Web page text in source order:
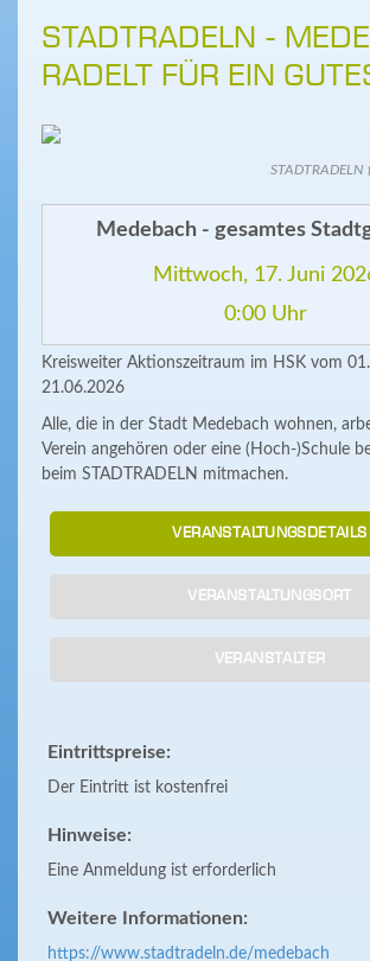
STADTRADELN -
RADELT FÜR EIN
Medebach - gesamtes
Mittwoch, 17. Juni
0:00 Uhr
Kreisweiter Aktionszeitraum im HSK vom
21.06.2026
Alle, die in der Stadt Medebach wohnen,
Verein angehören oder eine (Hoch-)Schule
beim STADTRADELN mitmachen.
VERANSTALTUNGSDETAILS
VERANSTALTUNGSORT
VERANSTALTER
Eintrittspreise:
Der Eintritt ist kostenfrei
Hinweise:
Eine Anmeldung ist erforderlich
Weitere Informationen:
https://www.stadtradeln.de/medebach